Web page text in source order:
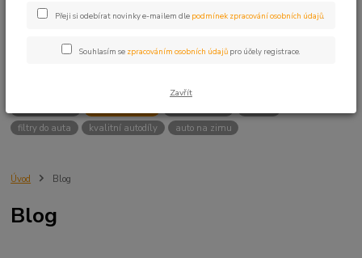
Kategorie blogu
filtry do auta
kvalitní autodíly auto na zimu
Úvod Blog
Blog
Přeji si odebírat novinky e-mailem dle podmínek zpracování osobních údajů.
Souhlasím se zpracováním osobních údajů pro účely registrace.
Zavřít